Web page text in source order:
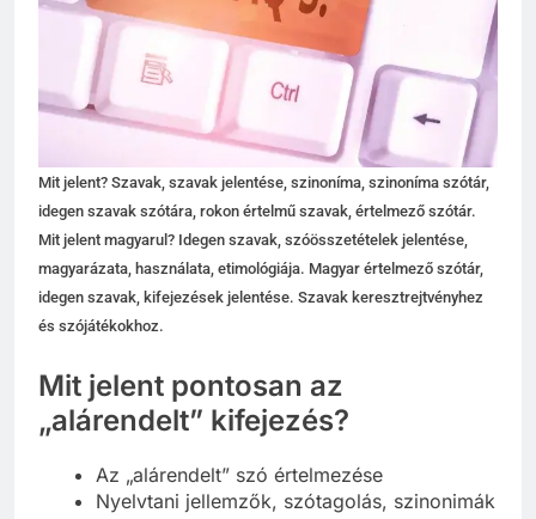
Mit jelent? Szavak, szavak jelentése, szinoníma, szinoníma szótár,
idegen szavak szótára, rokon értelmű szavak, értelmező szótár.
Mit jelent magyarul? Idegen szavak, szóösszetételek jelentése,
magyarázata, használata, etimológiája. Magyar értelmező szótár,
idegen szavak, kifejezések jelentése. Szavak keresztrejtvényhez
Mit jelent pontosan az
„alárendelt” kifejezés?
Az „alárendelt” szó értelmezése